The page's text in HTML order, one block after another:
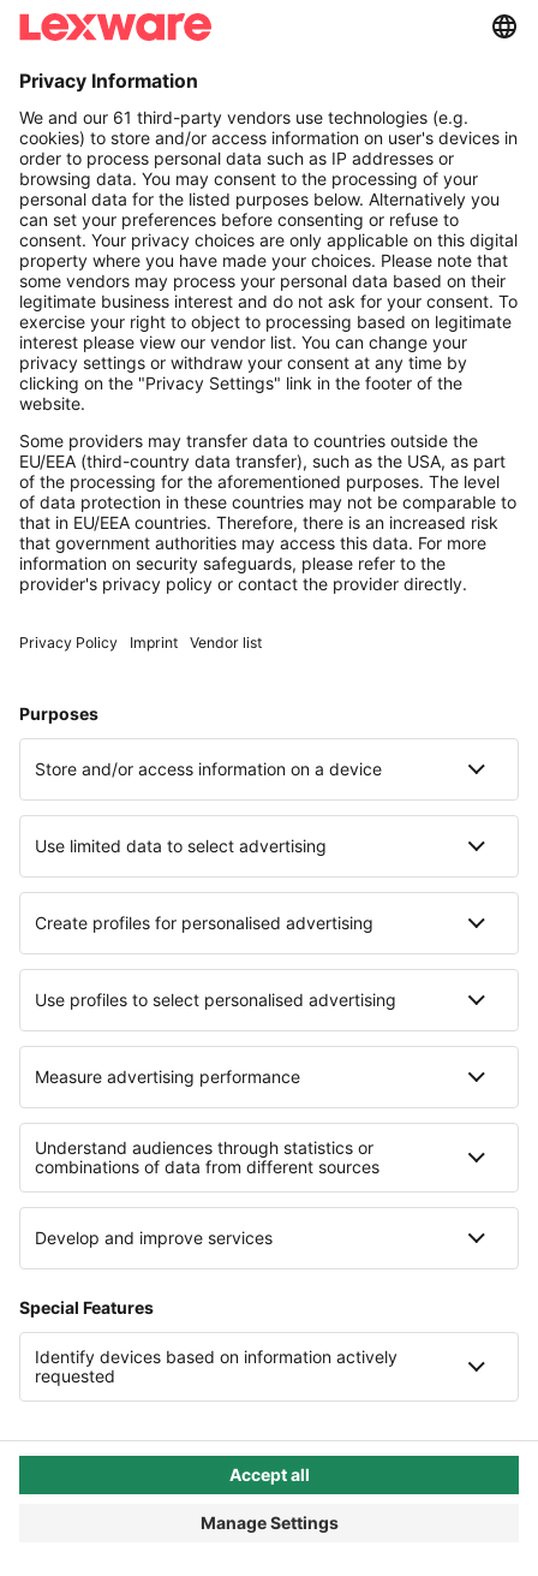
ausgestellt und an das Finanzamt übermittelt
wurde. Eine Korrektur des Lohnsteuerabzugs ist
dann nämlichnicht mehr zulässig
zu beheben, muss umgehend eine Meldung an das
Betriebsstättenfinanzamt gemacht werden. Dort
wird eine sogenannte haftungsbefreiende Anzeige
erstellt, sodass das Finanzamt die zu wenig
erhobene Lohnsteuer von dem Arbeitnehmer
nachfordern kann.
Da du als Arbeitgeber nach § 42d des
Einkommensteuergesetzes für die korrekte
Berechnung und Abführung der Lohnsteuer haftest,
ist eine nachträgliche Korrektur nicht immer einfach.
 ZUSAMMENFASSUNG
Das Wichtigste zur Lohnabrechnung auf
einen Blick
Die Lohnabrechnung bzw. Gehaltsabrechnung
bzw. des Gehalts
Mitarbeiterin für einen bestimmten Zeitraum
auf.
Gemäß § 108 Gewerbeordnung haben
MitarbeitendeAnspruch auf eine
Lohnabrechnung.
Die Entgeltbescheinigungsverordnung gibt eine
Aufbau vor.
Für kleine und mittlere Unternehmen empfiehlt
sich der Einsatz eines modernen
Lohnprogramms, da so Kosten für einen
externen Dienstleister eingespart werden.
Fehler bei der Lohnabrechnungkönnen
teilweise recht einfach behoben werden. Die
Korrektur des Lohnsteuerabzugs ist jedoch mit
viel Aufwand verbunden.
Teile diese Seite:
    